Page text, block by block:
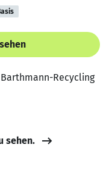
Recycling
sehen.